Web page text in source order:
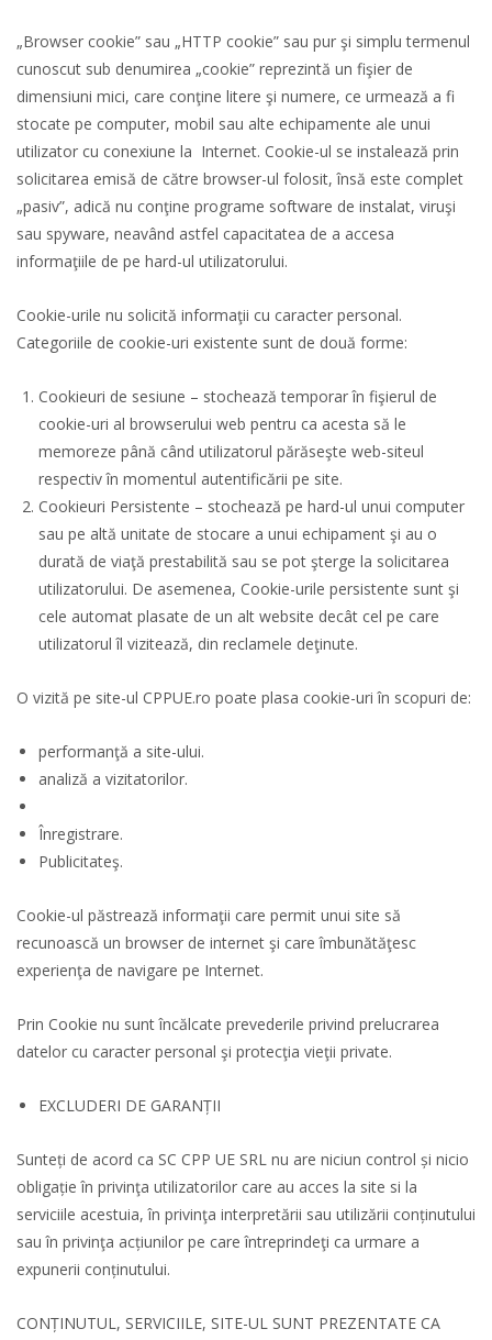
„Browser cookie” sau „HTTP cookie” sau pur şi simplu termenul
cunoscut sub denumirea „cookie” reprezintă un fişier de
dimensiuni mici, care conţine litere şi numere, ce urmează a fi
stocate pe computer, mobil sau alte echipamente ale unui
utilizator cu conexiune la Internet. Cookie-ul se instalează prin
solicitarea emisă de către browser-ul folosit, însă este complet
„pasiv”, adică nu conţine programe software de instalat, viruşi
sau spyware, neavând astfel capacitatea de a accesa
informaţiile de pe hard-ul utilizatorului.
Cookie-urile nu solicită informaţii cu caracter personal.
Categoriile de cookie-uri existente sunt de două forme:
Cookieuri de sesiune – stochează temporar în fişierul de
cookie-uri al browserului web pentru ca acesta să le
memoreze până când utilizatorul părăseşte web-siteul
respectiv în momentul autentificării pe site.
Cookieuri Persistente – stochează pe hard-ul unui computer
sau pe altă unitate de stocare a unui echipament şi au o
durată de viaţă prestabilită sau se pot şterge la solicitarea
utilizatorului. De asemenea, Cookie-urile persistente sunt şi
cele automat plasate de un alt website decât cel pe care
utilizatorul îl vizitează, din reclamele deţinute.
O vizită pe site-ul CPPUE.ro poate plasa cookie-uri în scopuri de:
performanţă a site-ului.
analiză a vizitatorilor.
Înregistrare.
Publicitateş.
Cookie-ul păstrează informaţii care permit unui site să
recunoască un browser de internet şi care îmbunătăţesc
experienţa de navigare pe Internet.
Prin Cookie nu sunt încălcate prevederile privind prelucrarea
datelor cu caracter personal şi protecţia vieţii private.
EXCLUDERI DE GARANȚII
Sunteți de acord ca SC CPP UE SRL nu are niciun control și nicio
obligație în privinţa utilizatorilor care au acces la site si la
serviciile acestuia, în privinţa interpretării sau utilizării conținutului
sau în privinţa acțiunilor pe care întreprindeţi ca urmare a
expunerii conținutului.
CONȚINUTUL, SERVICIILE, SITE-UL SUNT PREZENTATE CA